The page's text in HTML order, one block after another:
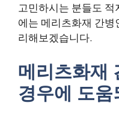
고민하시는 분들도
에는 메리츠화재 간병
리해보겠습니다.
메리츠화재
경우에 도움